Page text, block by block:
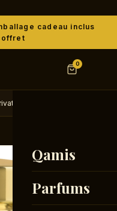
cadeau inclus
0
Qamis
Parfums
Gold